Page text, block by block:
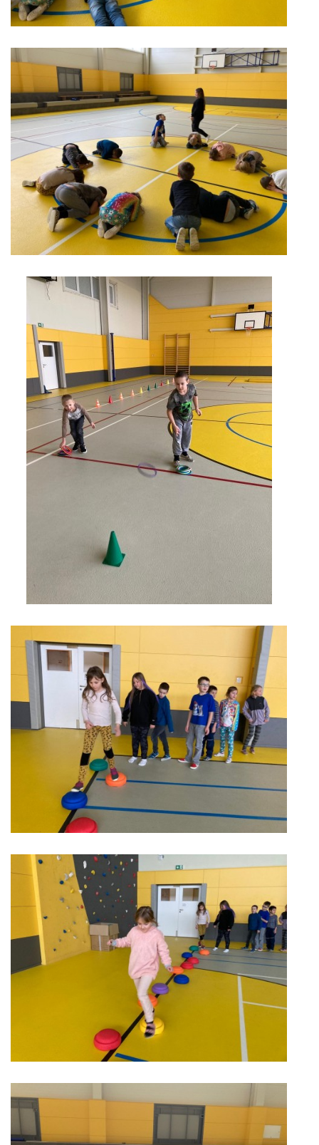
Základní škola, Zbraslav, okres Brno-venkov, příspěvková
organizace, IČ: 70994099
Komenského 280
Zbraslav
PSČ 664 84
Škola: 546 453 183, mobil 739 666 402, Družina: 732 246 380, Jídelna:
606 946 586, datová schránka: 2hgmui6
zszbraslav@zszbraslav.cz
© 2026 eStránky.cz